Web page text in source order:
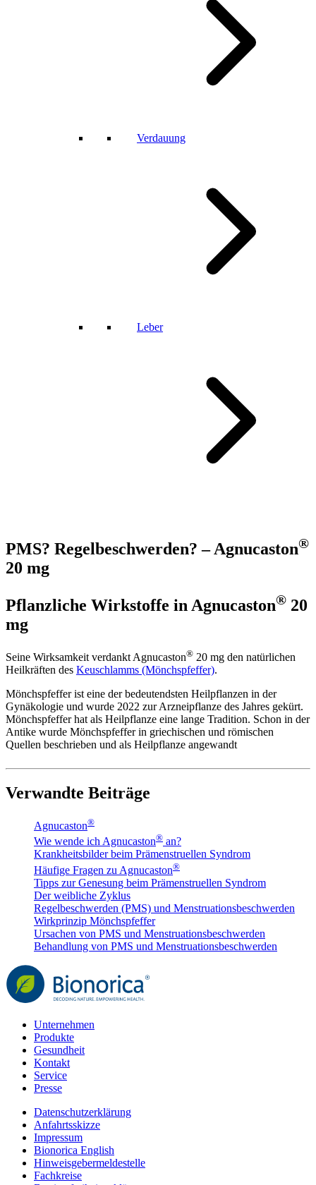
Verdauung
Leber
PMS? Regelbeschwerden? – Agnucaston®
20 mg
Pflanzliche Wirkstoffe in Agnucaston® 20
mg
Seine Wirksamkeit verdankt Agnucaston® 20 mg den natürlichen
Heilkräften des Keuschlamms (Mönchspfeffer).
Mönchspfeffer ist eine der bedeutendsten Heilpflanzen in der
Gynäkologie und wurde 2022 zur Arzneipflanze des Jahres gekürt.
Mönchspfeffer hat als Heilpflanze eine lange Tradition. Schon in der
Antike wurde Mönchspfeffer in griechischen und römischen
Quellen beschrieben und als Heilpflanze angewandt
Verwandte Beiträge
Agnucaston®
Wie wende ich Agnucaston® an?
Krankheitsbilder beim Prämenstruellen Syndrom
Häufige Fragen zu Agnucaston®
Tipps zur Genesung beim Prämenstruellen Syndrom
Der weibliche Zyklus
Regelbeschwerden (PMS) und Menstruationsbeschwerden
Wirkprinzip Mönchspfeffer
Ursachen von PMS und Menstruationsbeschwerden
Behandlung von PMS und Menstruationsbeschwerden
Unternehmen
Produkte
Gesundheit
Kontakt
Service
Presse
Datenschutzerklärung
Anfahrtsskizze
Impressum
Bionorica English
Hinweisgebermeldestelle
Fachkreise